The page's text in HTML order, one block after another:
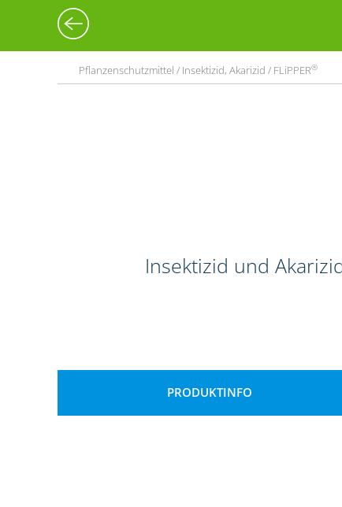
Pflanzenschutzmittel / Insektizid, Akarizid / FLiPPER®
Insektizid und
PRODUKTINFO